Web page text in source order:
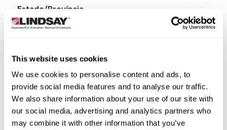
This website uses cookies
We use cookies to personalise content and ads, to
provide social media features and to analyse our traffic.
We also share information about your use of our site with
our social media, advertising and analytics partners who
may combine it with other information that you’ve
Estado/Província
Cidade